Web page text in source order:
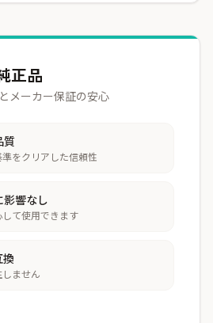
正品
メーカー保証の安心
質
をクリアした信頼性
影響なし
て使用できます
換
ません